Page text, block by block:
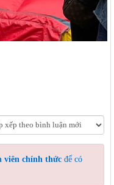
viên chính thức để có